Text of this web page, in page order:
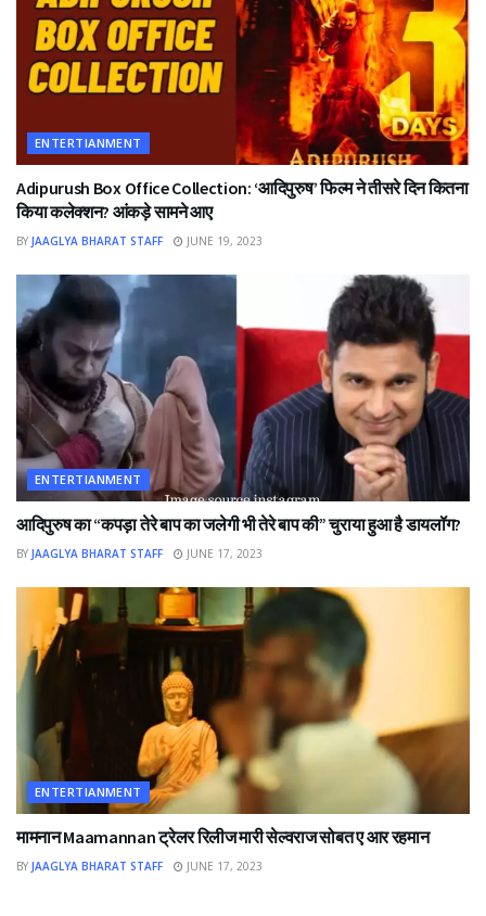
ENTERTIANMENT
Adipurush Box Office Collection: ‘आदिपुरुष’ फिल्म ने तीसरे दिन कितना
किया कलेक्शन? आंकड़े सामने आए
BY JAAGLYA BHARAT STAFF JUNE 19, 2023
ENTERTIANMENT
आदिपुरुष का “कपड़ा तेरे बाप का जलेगी भी तेरे बाप की” चुराया हुआ है डायलॉग?
BY JAAGLYA BHARAT STAFF JUNE 17, 2023
ENTERTIANMENT
मामनान Maamannan ट्रेलर रिलीज मारी सेल्वराज सोबत ए आर रहमान
BY JAAGLYA BHARAT STAFF JUNE 17, 2023